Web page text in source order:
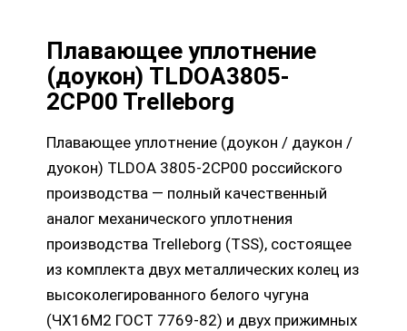
Плавающее уплотнение
(доукон) TLDOA3805-
2CP00 Trelleborg
Плавающее уплотнение (доукон / даукон /
дуокон) TLDOA 3805-2CP00 российского
производства — полный качественный
аналог механического уплотнения
производства Trelleborg (TSS), состоящее
из комплекта двух металлических колец из
высоколегированного белого чугуна
(ЧХ16М2 ГОСТ 7769-82) и двух прижимных